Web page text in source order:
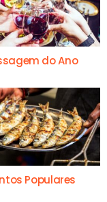
do Ano
Populares